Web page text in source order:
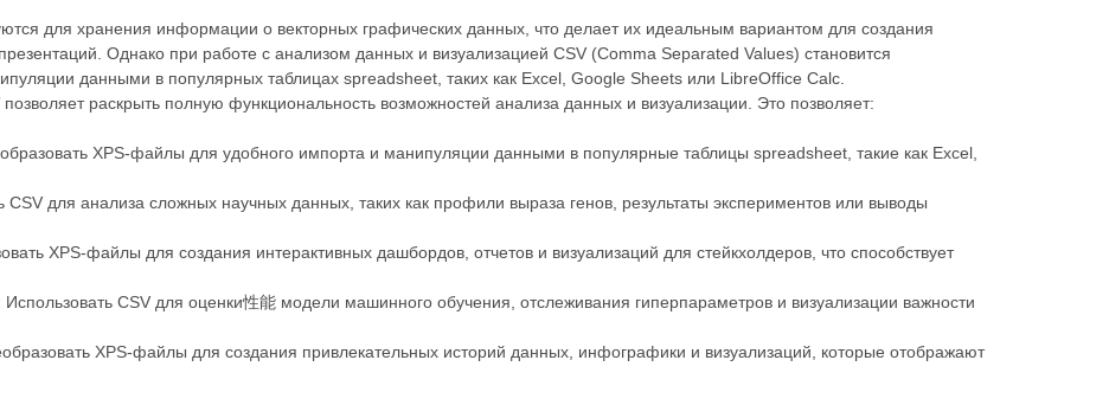
для хранения информации о векторных графических данных, что делает их идеальным вариантом для создания
Однако при работе с анализом данных и визуализацией CSV (Comma Separated Values) становится
данными в популярных таблицах spreadsheet, таких как Excel, Google Sheets или LibreOffice Calc.
раскрыть полную функциональность возможностей анализа данных и визуализации. Это позволяет:
XPS-файлы для удобного импорта и манипуляции данными в популярные таблицы spreadsheet, такие как Excel,
CSV для анализа сложных научных данных, таких как профили выраза генов, результаты экспериментов или выводы
XPS-файлы для создания интерактивных дашбордов, отчетов и визуализаций для стейкхолдеров, что способствует
Использовать CSV для оценки性能 модели машинного обучения, отслеживания гиперпараметров и визуализации важности
XPS-файлы для создания привлекательных историй данных, инфографики и визуализаций, которые отображают